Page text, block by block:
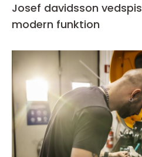
Josef davidsson vedspis klassisk värme med
modern funktion